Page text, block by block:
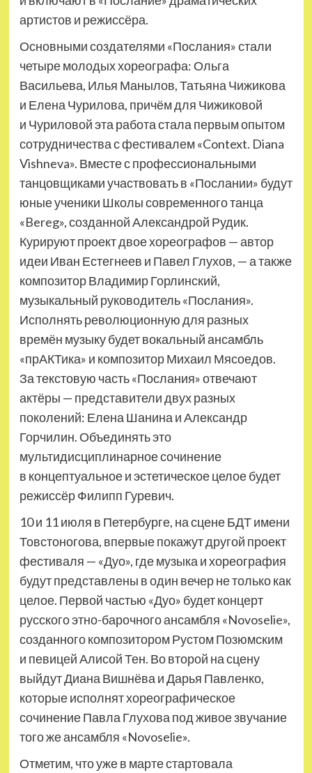
артистов и режиссёра.
Основными создателями «Послания» стали
четыре молодых хореографа: Ольга
Васильева, Илья Манылов, Татьяна Чижикова
и Елена Чурилова, причём для Чижиковой
и Чуриловой эта работа стала первым опытом
сотрудничества с фестивалем «Context. Diana
Vishneva». Вместе с профессиональными
танцовщиками участвовать в «Послании» будут
юные ученики Школы современного танца
«Bereg», созданной Александрой Рудик.
Курируют проект двое хореографов — автор
идеи Иван Естегнеев и Павел Глухов, — а также
композитор Владимир Горлинский,
музыкальный руководитель «Послания».
Исполнять революционную для разных
времён музыку будет вокальный ансамбль
«прАКТика» и композитор Михаил Мясоедов.
За текстовую часть «Послания» отвечают
актёры — представители двух разных
поколений: Елена Шанина и Александр
Горчилин. Объединять это
мультидисциплинарное сочинение
в концептуальное и эстетическое целое будет
режиссёр Филипп Гуревич.
10 и 11 июля в Петербурге, на сцене БДТ имени
Товстоногова, впервые покажут другой проект
фестиваля — «Дуо», где музыка и хореография
будут представлены в один вечер не только как
целое. Первой частью «Дуо» будет концерт
русского этно-барочного ансамбля «Novoselie»,
созданного композитором Рустом Позюмским
и певицей Алисой Тен. Во второй на сцену
выйдут Диана Вишнёва и Дарья Павленко,
которые исполнят хореографическое
сочинение Павла Глухова под живое звучание
того же ансамбля «Novoselie».
Отметим, что уже в марте стартовала